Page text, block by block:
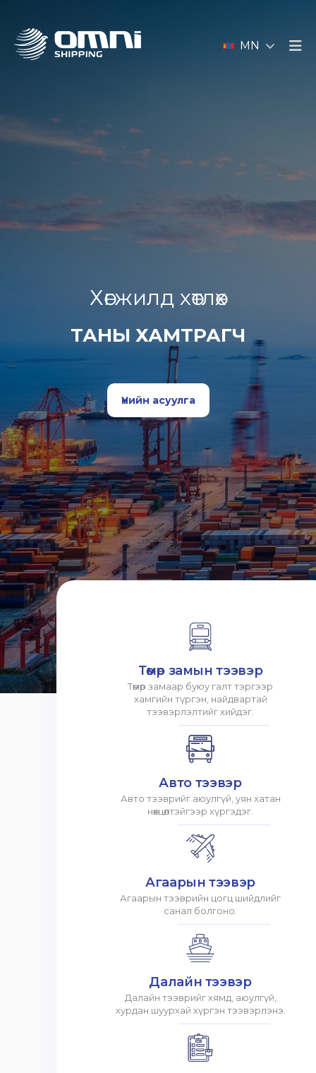
MN
Хөгжилд хөтлөх
ТАНЫ ХАМТРАГЧ
Үнийн асуулга
Төмөр замын тээвэр
Төмөр замаар буюу галт тэргээр
хамгийн түргэн, найдвартай
тээвэрлэлтийг хийдэг.
Авто тээвэр
Авто тээврийг аюулгүй, уян хатан
нөхцөлтэйгээр хүргэдэг.
Агаарын тээвэр
Агаарын тээврийн цогц шийдлийг
санал болгоно.
Далайн тээвэр
Далайн тээврийг хямд, аюулгүй,
хурдан шуурхай хүргэн тээвэрлэнэ.